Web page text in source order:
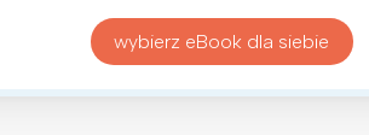
wybierz eBook dla siebie